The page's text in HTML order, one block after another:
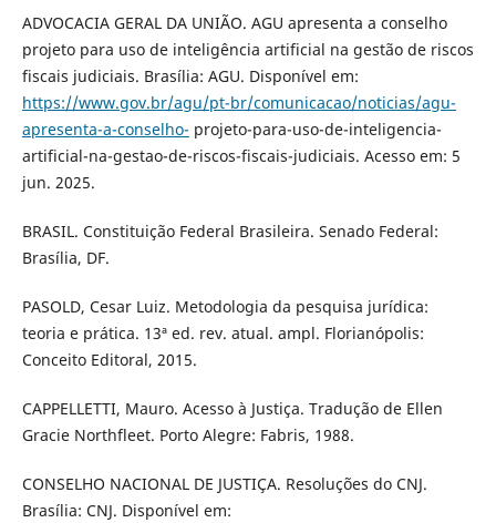
ADVOCACIA GERAL DA UNIÃO. AGU apresenta a conselho
projeto para uso de inteligência artificial na gestão de riscos
fiscais judiciais. Brasília: AGU. Disponível em:
https://www.gov.br/agu/pt-br/comunicacao/noticias/agu-
apresenta-a-conselho- projeto-para-uso-de-inteligencia-
artificial-na-gestao-de-riscos-fiscais-judiciais. Acesso em: 5
jun. 2025.
BRASIL. Constituição Federal Brasileira. Senado Federal:
Brasília, DF.
PASOLD, Cesar Luiz. Metodologia da pesquisa jurídica:
teoria e prática. 13ª ed. rev. atual. ampl. Florianópolis:
Conceito Editoral, 2015.
CAPPELLETTI, Mauro. Acesso à Justiça. Tradução de Ellen
Gracie Northfleet. Porto Alegre: Fabris, 1988.
CONSELHO NACIONAL DE JUSTIÇA. Resoluções do CNJ.
Brasília: CNJ. Disponível em: